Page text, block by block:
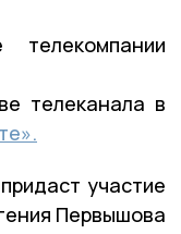
телеканала в
участие
Первышова